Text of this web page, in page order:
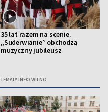
35 lat razem na scenie.
„Suderwianie” obchodzą
muzyczny jubileusz
TEMATY INFO WILNO